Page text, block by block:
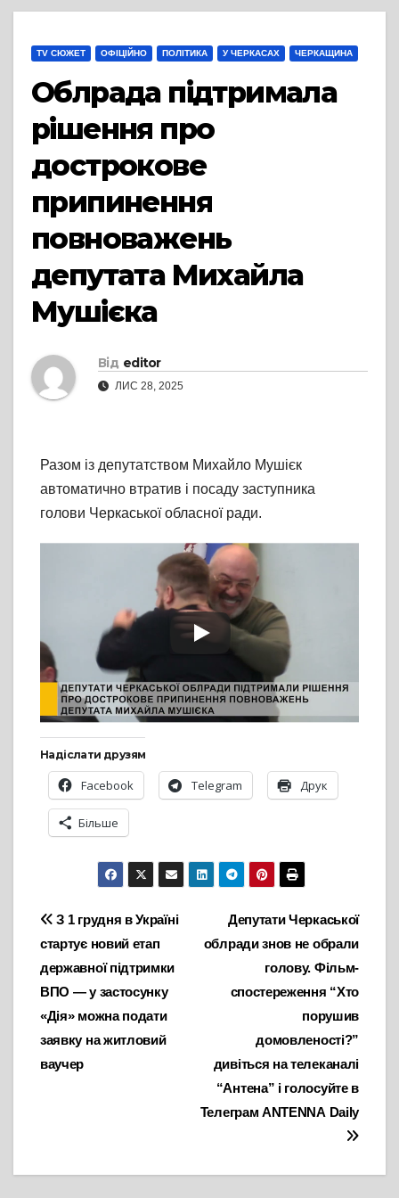
TV СЮЖЕТ ОФІЦІЙНО ПОЛІТИКА У ЧЕРКАСАХ ЧЕРКАЩИНА
Облрада підтримала
рішення про
дострокове
припинення
повноважень
депутата Михайла
Мушієка
Від editor
ЛИС 28, 2025
Разом із депутатством Михайло Мушієк
автоматично втратив і посаду заступника
голови Черкаської обласної ради.
Надіслати друзям
Facebook Telegram Друк
Більше
Навігація
записів
Депутати Черкаської
облради знов не обрали
голову. Фільм-
спостереження “Хто
порушив
домовленості?”
дивіться на телеканалі
“Антена” і голосуйте в
Телеграм АNTENNА Daily
З 1 грудня в Україні
стартує новий етап
державної підтримки
ВПО — у застосунку
«Дія» можна подати
заявку на житловий
ваучер